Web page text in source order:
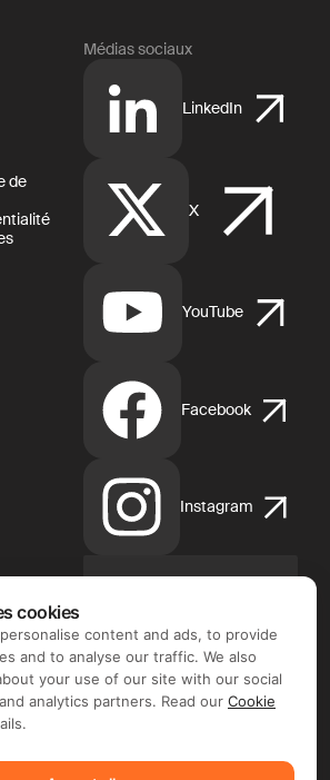
de
Médias sociaux
LinkedIn
X
YouTube
Facebook
Instagram
Store
d'Apple
cookies
content and ads, to provide
and to analyse our traffic. We also
your use of our site with our social
analytics partners. Read our Cookie